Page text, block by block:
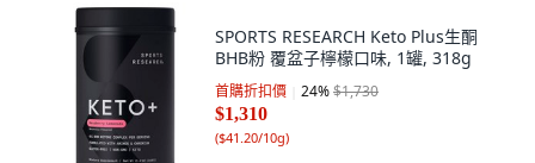
SPORTS RESEARCH Keto Plus生酮
BHB粉 覆盆子檸檬口味, 1罐, 318g
首購折扣價 24%$1,730
$1,310
($41.20/10g)